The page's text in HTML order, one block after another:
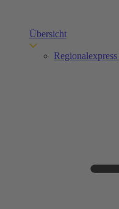
Übersicht